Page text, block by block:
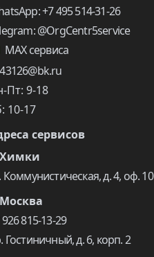
+7 495 514-31-26
@OrgCentr5service
MAX сервиса
Пт: 9-18
10-17
сервисов
Химки
Коммунистическая, д. 4, оф. 10
815-13-29
Гостиничный, д. 6, корп. 2